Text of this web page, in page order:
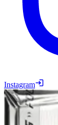
Instagram